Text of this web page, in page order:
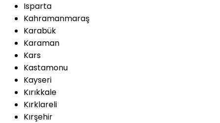
Isparta
Kahramanmaraş
Karabük
Karaman
Kars
Kastamonu
Kayseri
Kırıkkale
Kırklareli
Kırşehir